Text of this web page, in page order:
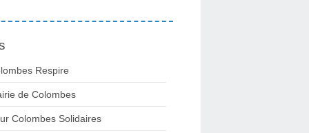
Respire
de Colombes
Colombes Solidaires